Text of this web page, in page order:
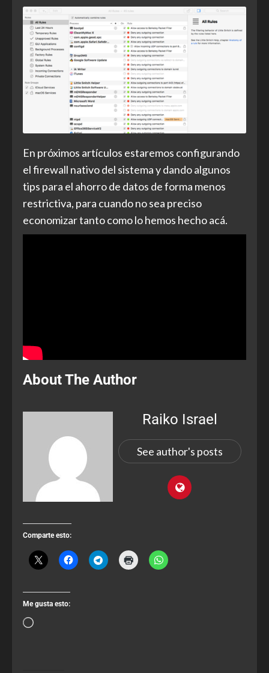
En próximos artículos estaremos configurando
el firewall nativo del sistema y dando algunos
tips para el ahorro de datos de forma menos
restrictiva, para cuando no sea preciso
economizar tanto como lo hemos hecho acá.
About The Author
Raiko Israel
See author's posts
Comparte esto:
Me gusta esto: